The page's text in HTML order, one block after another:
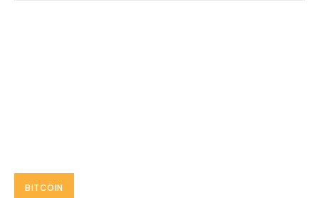
BITCOIN